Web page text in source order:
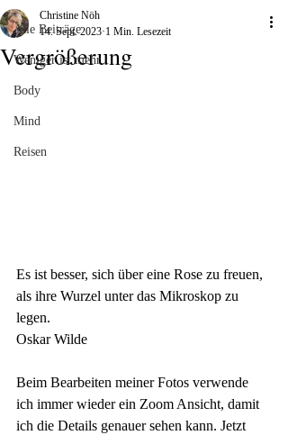
Alle Beiträge
Weniger ist mehr
Body
Mind
Reisen
Vergrößerung
Christine Nöh
14. Sept. 2023 1 Min. Lesezeit
Es ist besser, sich über eine Rose zu freuen,
als ihre Wurzel unter das Mikroskop zu
legen.
Oskar Wilde
Beim Bearbeiten meiner Fotos verwende
ich immer wieder ein Zoom Ansicht, damit
ich die Details genauer sehen kann. Jetzt